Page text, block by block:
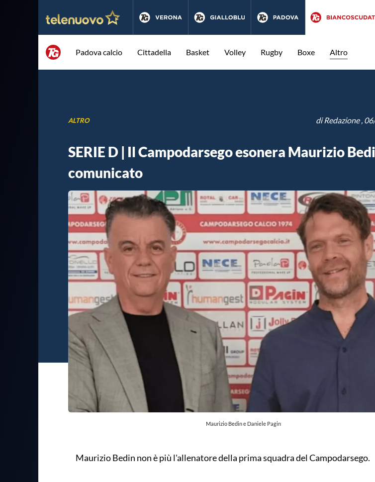
Padova calcio Cittadella Basket Volley Rugby Boxe Altro
ALTRO diRedazione,
SERIE D | Il Campodarsego esonera Maurizio
comunicato
Maurizio Bedin e Daniele Pagin
Maurizio Bedin non è più l'allenatore della prima squadra del Campodarsego.